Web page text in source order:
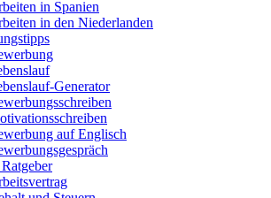
in Spanien
in den Niederlanden
Generator
auf Englisch